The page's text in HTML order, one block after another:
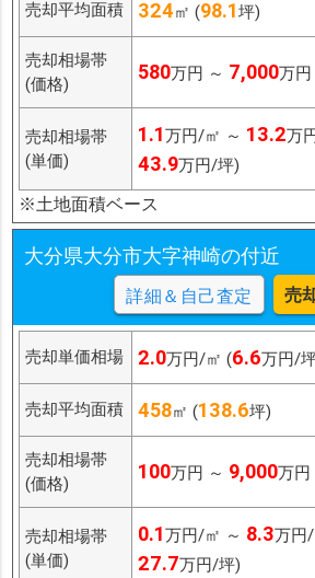
売却平均面積 324㎡ (98.1坪)
売却相場帯
(価格)
580万円 ～ 7,000万円
売却相場帯
(単価)
1.1万円/㎡ ～ 13.2万
43.9万円/坪)
※土地面積ベース
大分県大分市大字神崎の付近
詳細＆自己査定 売
売却単価相場 2.0万円/㎡ (6.6万円/
売却平均面積 458㎡ (138.6坪)
売却相場帯
(価格)
100万円 ～ 9,000万円
売却相場帯
(単価)
0.1万円/㎡ ～ 8.3万円
27.7万円/坪)